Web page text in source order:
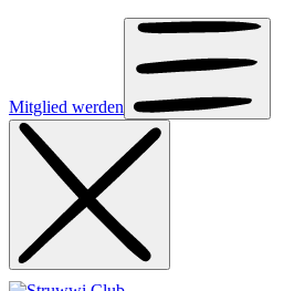
Mitglied werden